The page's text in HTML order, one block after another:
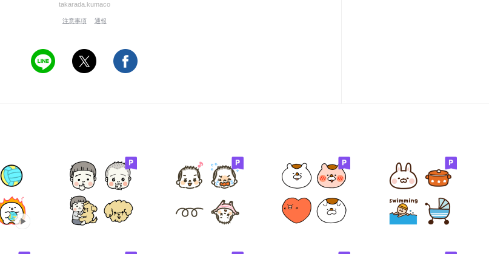
takarada.kumaco
注意事項 通報